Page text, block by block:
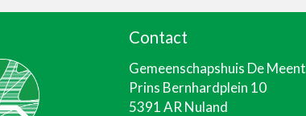
Contact
Gemeenschapshuis De Meent
Prins Bernhardplein 10
5391 AR Nuland